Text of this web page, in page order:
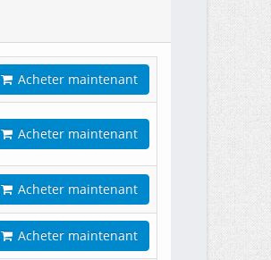
Acheter maintenant
Acheter maintenant
Acheter maintenant
Acheter maintenant